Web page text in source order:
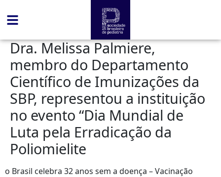
Dra. Melissa Palmiere,
membro do Departamento
Científico de Imunizações da
SBP, representou a instituição
no evento “Dia Mundial de
Luta pela Erradicação da
Poliomielite
o Brasil celebra 32 anos sem a doença – Vacinação